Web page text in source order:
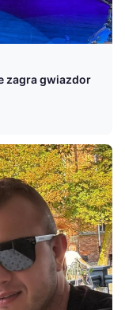
zagra gwiazdor